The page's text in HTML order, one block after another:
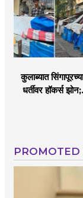
कुलाब्यात सिंगापूरच्या
धर्तीवर हॉकर्स झोन;